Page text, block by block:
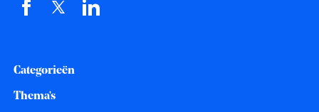
Categorieën
Thema's